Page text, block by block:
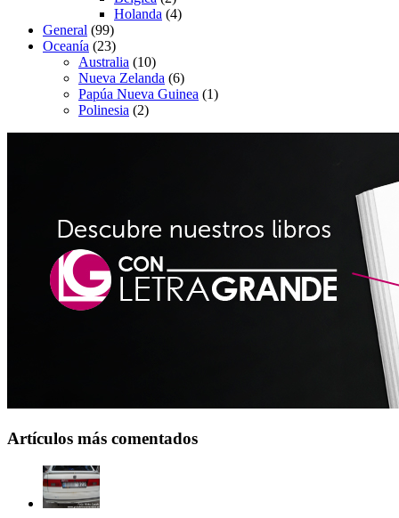
Holanda (4)
General (99)
Oceanía (23)
Australia (10)
Nueva Zelanda (6)
Papúa Nueva Guinea (1)
Polinesia (2)
Artículos más comentados